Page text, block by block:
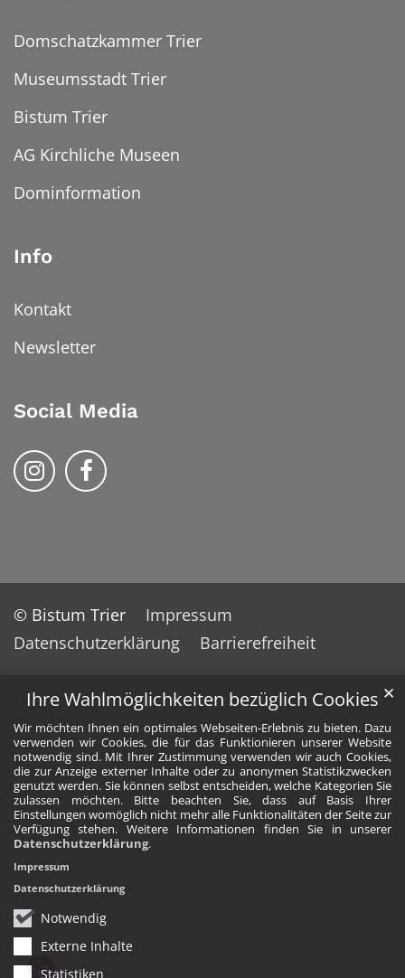
Ihre Wahlmöglichkeiten bezüglich Cookies
Wir möchten Ihnen ein optimales Webseiten-Erlebnis zu bieten. Dazu
verwenden wir Cookies, die für das Funktionieren unserer Website
notwendig sind. Mit Ihrer Zustimmung verwenden wir auch Cookies,
die zur Anzeige externer Inhalte oder zu anonymen Statistikzwecken
genutzt werden. Sie können selbst entscheiden, welche Kategorien Sie
zulassen möchten. Bitte beachten Sie, dass auf Basis Ihrer
Einstellungen womöglich nicht mehr alle Funktionalitäten der Seite zur
Verfügung stehen. Weitere Informationen finden Sie in unserer
Datenschutzerklärung.
Notwendig
Externe Inhalte
Statistiken
✕
Impressum
Datenschutzerklärung
Domschatzkammer Trier
Museumsstadt Trier
Bistum Trier
AG Kirchliche Museen
Dominformation
Info
Kontakt
Newsletter
Social Media
Bistum Trier auf Instragram
Bistum Trier auf Facebook
© Bistum Trier
Impressum
Datenschutzerklärung
Barrierefreiheit